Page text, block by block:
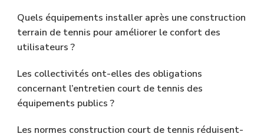
Quels équipements installer après une construction
terrain de tennis pour améliorer le confort des
utilisateurs ?
Les collectivités ont-elles des obligations
concernant l’entretien court de tennis des
équipements publics ?
Les normes construction court de tennis réduisent-